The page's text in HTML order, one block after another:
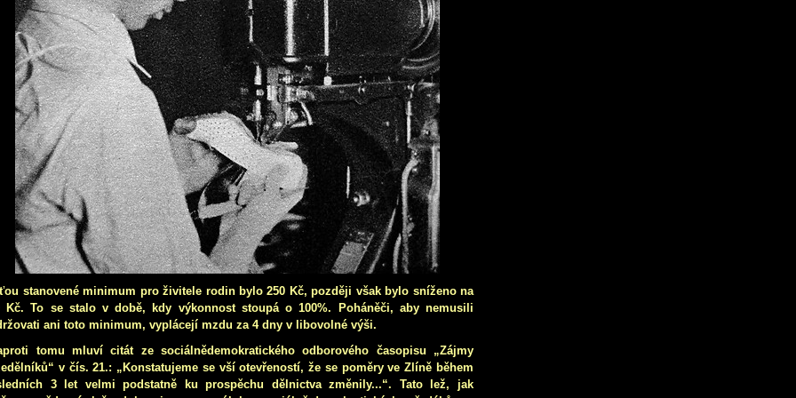
stanovené minimum pro živitele rodin bylo 250 Kč, později však bylo sníženo na
Kč. To se stalo v době, kdy výkonnost stoupá o 100%. Poháněči, aby nemusili
ani toto minimum, vyplácejí mzdu za 4 dny v libovolné výši.
tomu mluví citát ze sociálnědemokratického odborového časopisu „Zájmy
v čís. 21.: „Konstatujeme se vší otevřeností, že se poměry ve Zlíně během
3 let velmi podstatně ku prospěchu dělnictva změnily...“. Tato lež, jak